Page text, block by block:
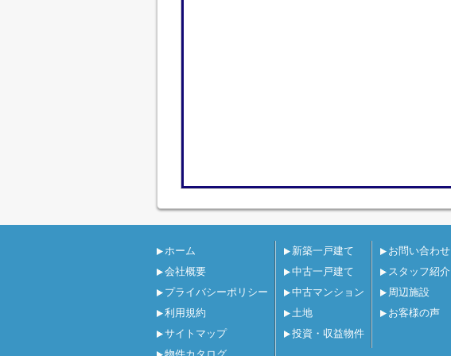
ホーム
会社概要
プライバシーポリシー
利用規約
サイトマップ
新築一戸建て
中古一戸建て
中古マンション
土地
投資・収益物件
お問い合わせ
スタッフ紹介
周辺施設
お客様の声